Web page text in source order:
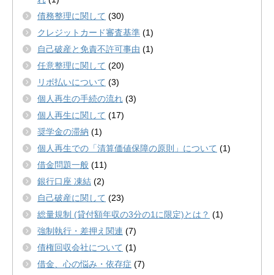
債務整理に関して (30)
クレジットカード審査基準 (1)
自己破産と免責不許可事由 (1)
任意整理に関して (20)
リボ払いについて (3)
個人再生の手続の流れ (3)
個人再生に関して (17)
奨学金の滞納 (1)
個人再生での「清算価値保障の原則」について (1)
借金問題一般 (11)
銀行口座 凍結 (2)
自己破産に関して (23)
総量規制 (貸付額年収の3分の1に限定)とは？ (1)
強制執行・差押え関連 (7)
債権回収会社について (1)
借金、心の悩み・依存症 (7)